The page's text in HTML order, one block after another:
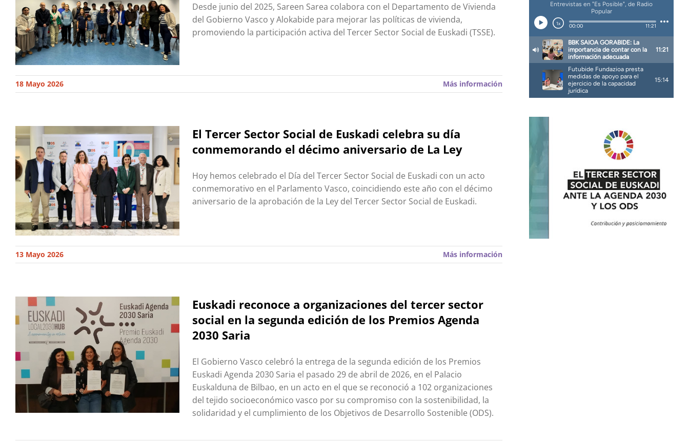
Desde junio del 2025, Sareen Sarea colabora con el Departamento de Vivienda
del Gobierno Vasco y Alokabide para mejorar las políticas de vivienda,
promoviendo la participación activa del Tercer Sector Social de Euskadi (TSSE).
18 Mayo 2026 Más información
El Tercer Sector Social de Euskadi celebra su día
conmemorando el décimo aniversario de La Ley
Hoy hemos celebrado el Día del Tercer Sector Social de Euskadi con un acto
conmemorativo en el Parlamento Vasco, coincidiendo este año con el décimo
aniversario de la aprobación de la Ley del Tercer Sector Social de Euskadi.
13 Mayo 2026 Más información
Euskadi reconoce a organizaciones del tercer sector
social en la segunda edición de los Premios Agenda
2030 Saria
El Gobierno Vasco celebró la entrega de la segunda edición de los Premios
Euskadi Agenda 2030 Saria el pasado 29 de abril de 2026, en el Palacio
Euskalduna de Bilbao, en un acto en el que se reconoció a 102 organizaciones
del tejido socioeconómico vasco por su compromiso con la sostenibilidad, la
solidaridad y el cumplimiento de los Objetivos de Desarrollo Sostenible (ODS).